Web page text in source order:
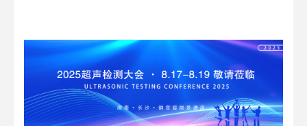
2025中国超声检测大会第二轮通知